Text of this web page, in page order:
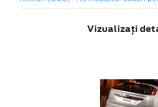
Vizualizați